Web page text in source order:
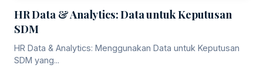
HR Data & Analytics: Data untuk Keputusan
SDM
HR Data & Analytics: Menggunakan Data untuk Keputusan
SDM yang...